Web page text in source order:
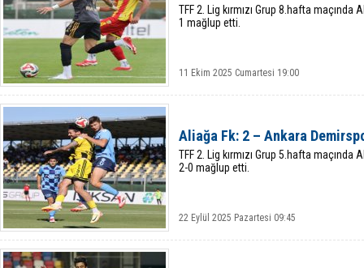
TFF 2. Lig kırmızı Grup 8.hafta
1 mağlup etti.
11 Ekim 2025 Cumartesi 19:00
Aliağa Fk: 2 – Ankara
TFF 2. Lig kırmızı Grup 5.hafta
2-0 mağlup etti.
22 Eylül 2025 Pazartesi 09:45